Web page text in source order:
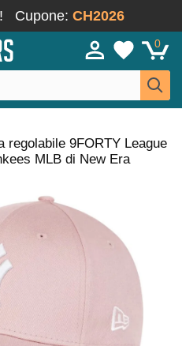
Cupone: CH2026
0
regolabile 9FORTY League
MLB di New Era